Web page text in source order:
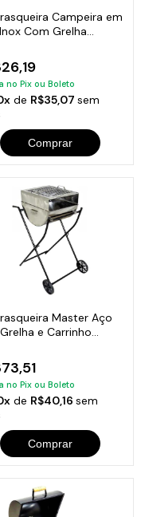
Campeira em
Com Grelha
no Pix ou Boleto
de R$35,07 sem
Comprar
Master Aço
e Carrinho
no Pix ou Boleto
de R$40,16 sem
Comprar